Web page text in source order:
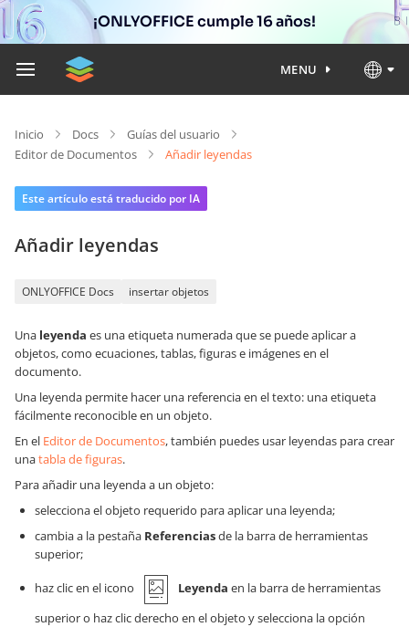
¡ONLYOFFICE cumple 16 años!
MENU
Inicio Docs
Guías del usuario
Editor de Documentos
Añadir leyendas
Este artículo está traducido por IA
Añadir leyendas
ONLYOFFICE Docs insertar objetos
Una leyenda es una etiqueta numerada que se puede aplicar a
objetos, como ecuaciones, tablas, figuras e imágenes en el
documento.
Una leyenda permite hacer una referencia en el texto: una etiqueta
fácilmente reconocible en un objeto.
En el Editor de Documentos, también puedes usar leyendas para crear
unatabla de figuras.
Para añadir una leyenda a un objeto:
selecciona el objeto requerido para aplicar una leyenda;
cambia a la pestaña Referenciasde la barra de herramientas
superior;
haz clic en el icono Leyenda en la barra de herramientas
superior o haz clic derecho en el objeto y selecciona la opción